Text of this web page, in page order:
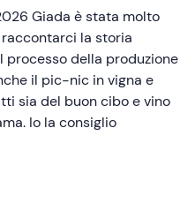
Giada è stata molto
la storia
della produzione
il pic-nic in vigna e
sia del buon cibo e vino
Io la consiglio